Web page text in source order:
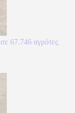
67.746 αγρότες